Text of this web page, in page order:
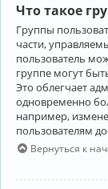
Что такое
Группы
части,
пользователь
группе могут
Это облегчает
одновременно
например,
пользователям
Вернуться к